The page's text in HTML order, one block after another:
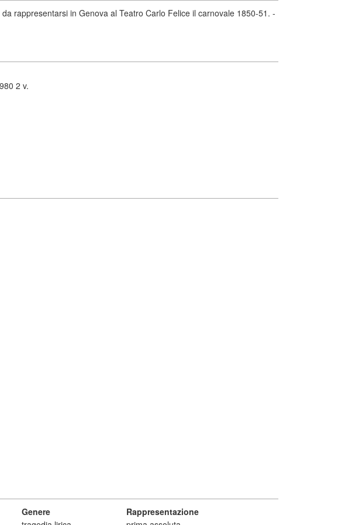
rappresentarsi in Genova al Teatro Carlo Felice il carnovale 1850-51. -
2 v.
Genere
Rappresentazione